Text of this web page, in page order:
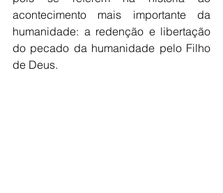
acontecimento mais importante da
humanidade: a redenção e libertação
do pecado da humanidade pelo Filho
de Deus.